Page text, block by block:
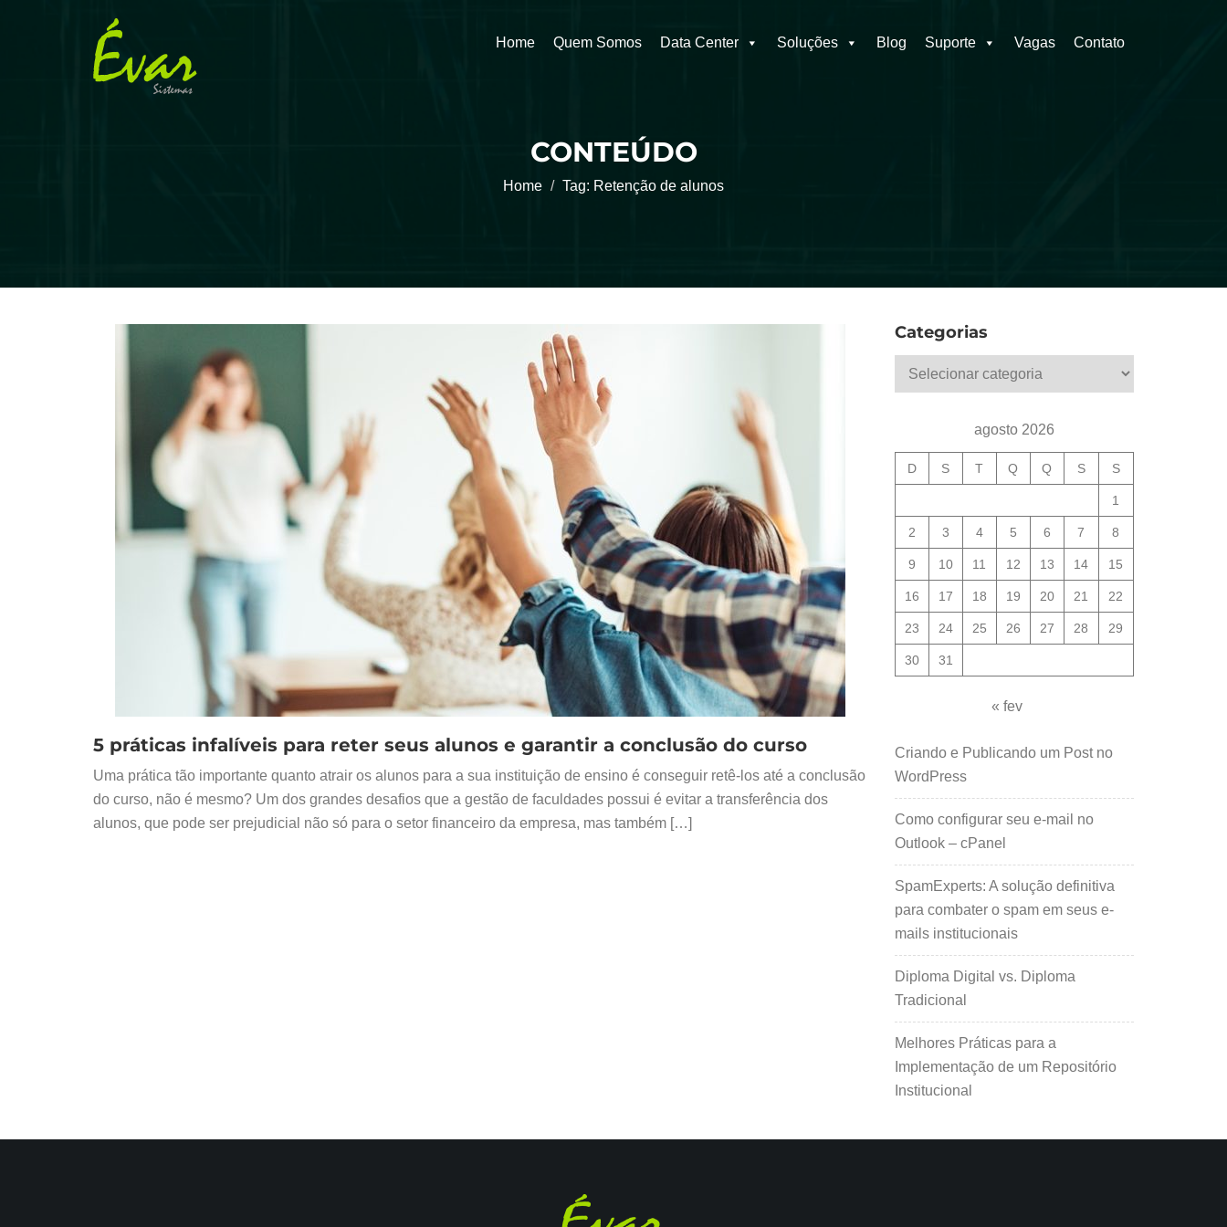
Home Quem Somos Data Center Soluções Blog Suporte Vagas Contato
CONTEÚDO
Home Tag: Retenção de alunos
5 práticas infalíveis para reter seus alunos e garantir a conclusão do curso
Uma prática tão importante quanto atrair os alunos para a sua instituição de ensino é conseguir retê-los até a conclusão
do curso, não é mesmo? Um dos grandes desafios que a gestão de faculdades possui é evitar a transferência dos
alunos, que pode ser prejudicial não só para o setor financeiro da empresa, mas também […]
Categorias
Categorias
agosto 2026
D S T Q Q S S
1
2 3 4 5 6 7 8
9 10 11 12 13 14 15
16 17 18 19 20 21 22
23 24 25 26 27 28 29
30 31
« fev
Criando e Publicando um Post no
WordPress
Como configurar seu e-mail no
Outlook – cPanel
SpamExperts: A solução definitiva
para combater o spam em seus e-
mails institucionais
Diploma Digital vs. Diploma
Tradicional
Melhores Práticas para a
Implementação de um Repositório
Institucional